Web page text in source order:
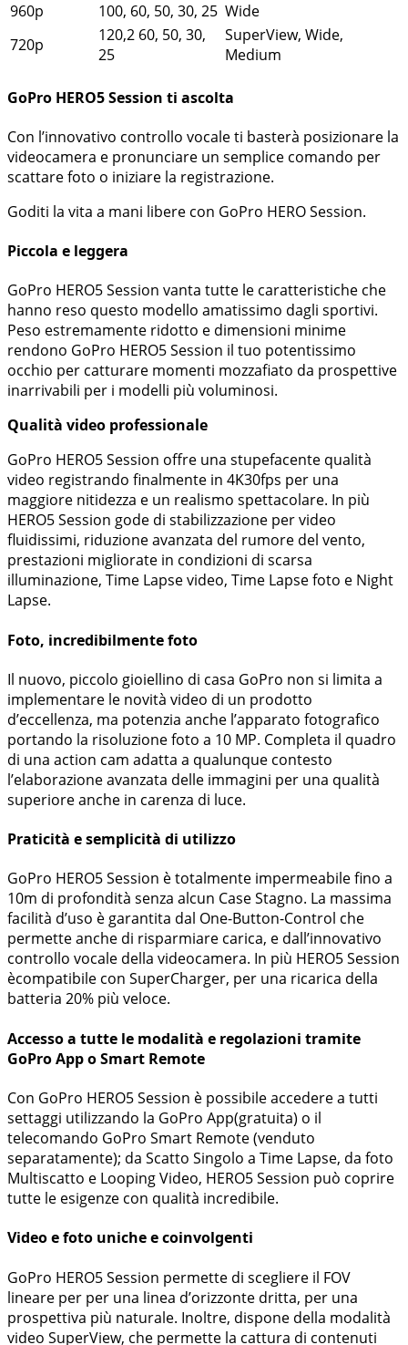
960p
100, 60, 50, 30, 25 Wide
720p
120,2 60, 50, 30,
25
SuperView, Wide,
Medium
GoPro HERO5 Session ti ascolta
Con l’innovativo controllo vocale ti basterà posizionare la
videocamera e pronunciare un semplice comando per
scattare foto o iniziare la registrazione.
Goditi la vita a mani libere con GoPro HERO Session.
Piccola e leggera
GoPro HERO5 Session vanta tutte le caratteristiche che
hanno reso questo modello amatissimo dagli sportivi.
Peso estremamente ridotto e dimensioni minime
rendono GoPro HERO5 Session il tuo potentissimo
occhio per catturare momenti mozzafiato da prospettive
inarrivabili per i modelli più voluminosi.
Qualità video professionale
GoPro HERO5 Session offre una stupefacente qualità
video registrando finalmente in 4K30fps per una
maggiore nitidezza e un realismo spettacolare. In più
HERO5 Session gode di stabilizzazione per video
fluidissimi, riduzione avanzata del rumore del vento,
prestazioni migliorate in condizioni di scarsa
illuminazione, Time Lapse video, Time Lapse foto e Night
Lapse.
Foto, incredibilmente foto
Il nuovo, piccolo gioiellino di casa GoPro non si limita a
implementare le novità video di un prodotto
d’eccellenza, ma potenzia anche l’apparato fotografico
portando la risoluzione foto a 10 MP. Completa il quadro
di una action cam adatta a qualunque contesto
l’elaborazione avanzata delle immagini per una qualità
superiore anche in carenza di luce.
Praticità e semplicità di utilizzo
GoPro HERO5 Session è totalmente impermeabile fino a
10m di profondità senza alcun Case Stagno. La massima
facilità d’uso è garantita dal One-Button-Control che
permette anche di risparmiare carica, e dall’innovativo
controllo vocale della videocamera. In più HERO5 Session
ècompatibile con SuperCharger, per una ricarica della
batteria 20% più veloce.
Accesso a tutte le modalità e regolazioni tramite
GoPro App o Smart Remote
Con GoPro HERO5 Session è possibile accedere a tutti
settaggi utilizzando la GoPro App(gratuita) o il
telecomando GoPro Smart Remote (venduto
separatamente); da Scatto Singolo a Time Lapse, da foto
Multiscatto e Looping Video, HERO5 Session può coprire
tutte le esigenze con qualità incredibile.
Video e foto uniche e coinvolgenti
GoPro HERO5 Session permette di scegliere il FOV
lineare per per una linea d’orizzonte dritta, per una
prospettiva più naturale. Inoltre, dispone della modalità
video SuperView, che permette la cattura di contenuti